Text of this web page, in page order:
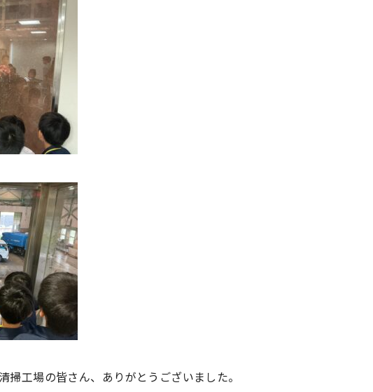
工場の皆さん、ありがとうございました。